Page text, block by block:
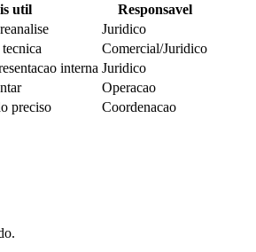
util
Responsavel
Juridico
Comercial/Juridico
interna Juridico
Operacao
preciso Coordenacao